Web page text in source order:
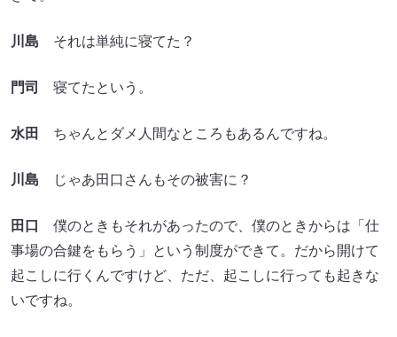
川島 それは単純に寝てた？
門司 寝てたという。
水田 ちゃんとダメ人間なところもあるんですね。
川島 じゃあ田口さんもその被害に？
田口
僕のときもそれがあったので、僕のときからは「仕
事場の合鍵をもらう」という制度ができて。だから開けて
起こしに行くんですけど、ただ、起こしに行っても起きな
いですね。